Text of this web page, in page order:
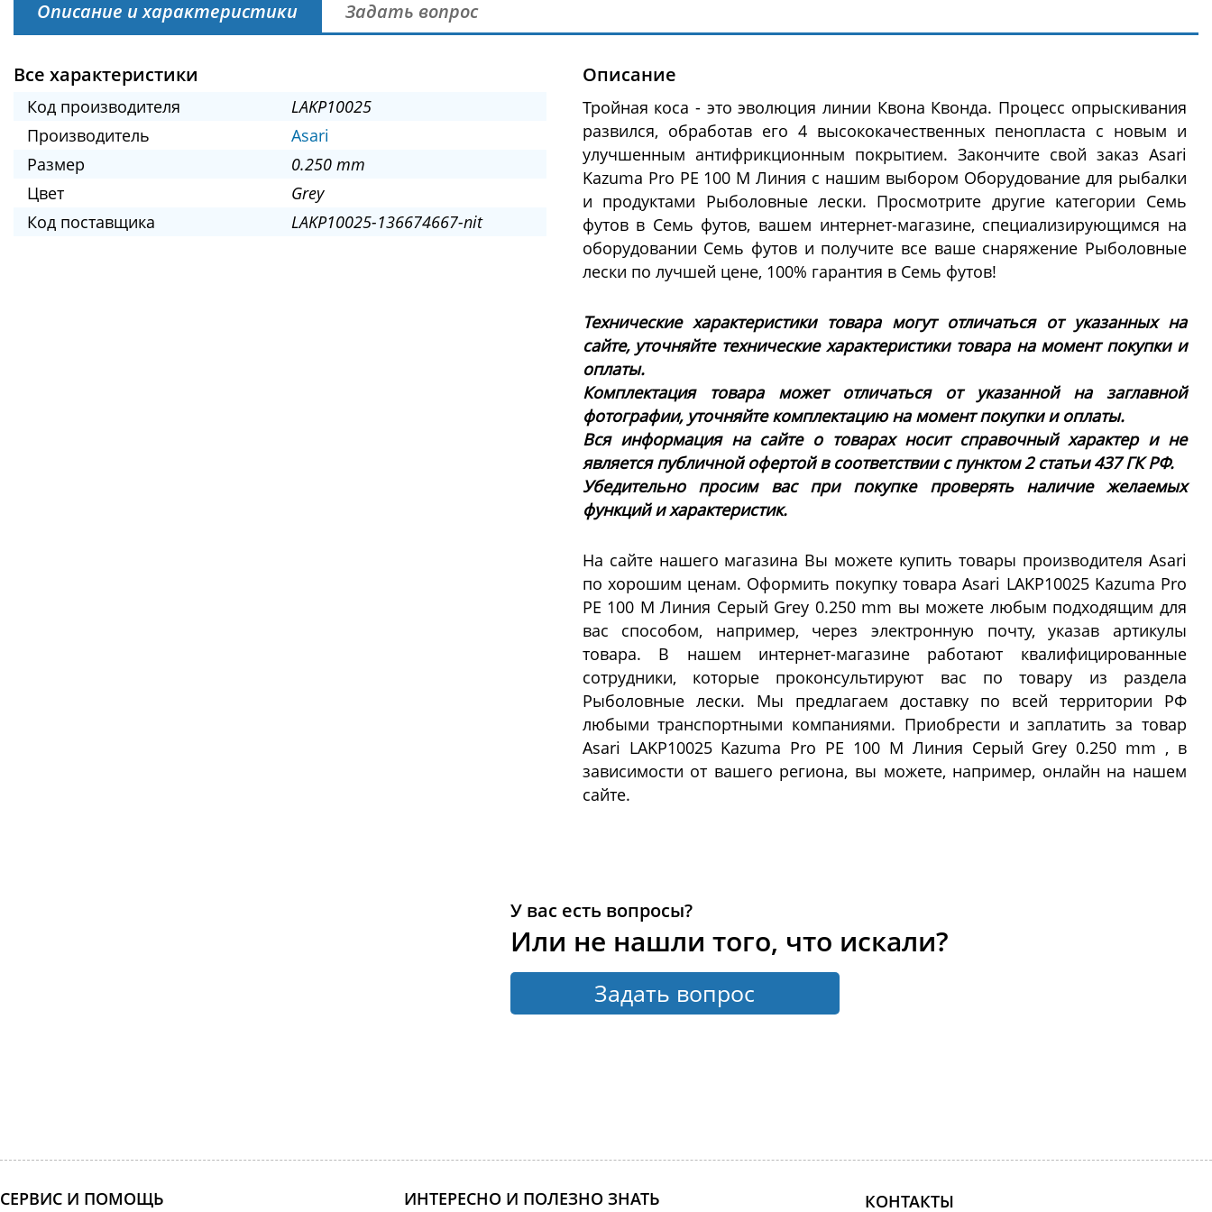
Описание и характеристики Задать вопрос
Все характеристики
Код производителя
LAKP10025
Производитель
Asari
Размер
0.250 mm
Цвет
Grey
Код поставщика
LAKP10025-136674667-nit
Описание
Тройная коса - это эволюция линии Квона Квонда. Процесс опрыскивания
развился, обработав его 4 высококачественных пенопласта с новым и
улучшенным антифрикционным покрытием. Закончите свой заказ Asari
Kazuma Pro PE 100 M Линия с нашим выбором Оборудование для рыбалки
и продуктами Рыболовные лески. Просмотрите другие категории Семь
футов в Семь футов, вашем интернет-магазине, специализирующимся на
оборудовании Семь футов и получите все ваше снаряжение Рыболовные
лески по лучшей цене, 100% гарантия в Семь футов!
Технические характеристики товара могут отличаться от указанных на
сайте, уточняйте технические характеристики товара на момент покупки и
оплаты.
Комплектация товара может отличаться от указанной на заглавной
фотографии, уточняйте комплектацию на момент покупки и оплаты.
Вся информация на сайте о товарах носит справочный характер и не
является публичной офертой в соответствии с пунктом 2 статьи 437 ГК РФ.
Убедительно просим вас при покупке проверять наличие желаемых
функций и характеристик.
На сайте нашего магазина Вы можете купить товары производителя Asari
по хорошим ценам. Оформить покупку товара Asari LAKP10025 Kazuma Pro
PE 100 M Линия Серый Grey 0.250 mm вы можете любым подходящим для
вас способом, например, через электронную почту, указав артикулы
товара. В нашем интернет-магазине работают квалифицированные
сотрудники, которые проконсультируют вас по товару из раздела
Рыболовные лески. Мы предлагаем доставку по всей территории РФ
любыми транспортными компаниями. Приобрести и заплатить за товар
Asari LAKP10025 Kazuma Pro PE 100 M Линия Серый Grey 0.250 mm , в
зависимости от вашего региона, вы можете, например, онлайн на нашем
сайте.
У вас есть вопросы?
Или не нашли того, что искали?
Задать вопрос
СЕРВИС И ПОМОЩЬ ИНТЕРЕСНО И ПОЛЕЗНО ЗНАТЬ КОНТАКТЫ